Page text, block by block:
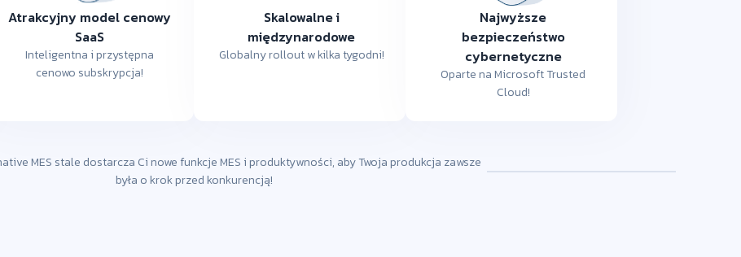
Atrakcyjny model cenowy
SaaS
Inteligentna i przystępna
cenowo subskrypcja!
Skalowalne i
międzynarodowe
Globalny rollout w kilka tygodni!
Najwyższe
bezpieczeństwo
cybernetyczne
Oparte na Microsoft Trusted
Cloud!
MES stale dostarcza Ci nowe funkcje MES i produktywności, aby Twoja produkcja zawsze
była o krok przed konkurencją!